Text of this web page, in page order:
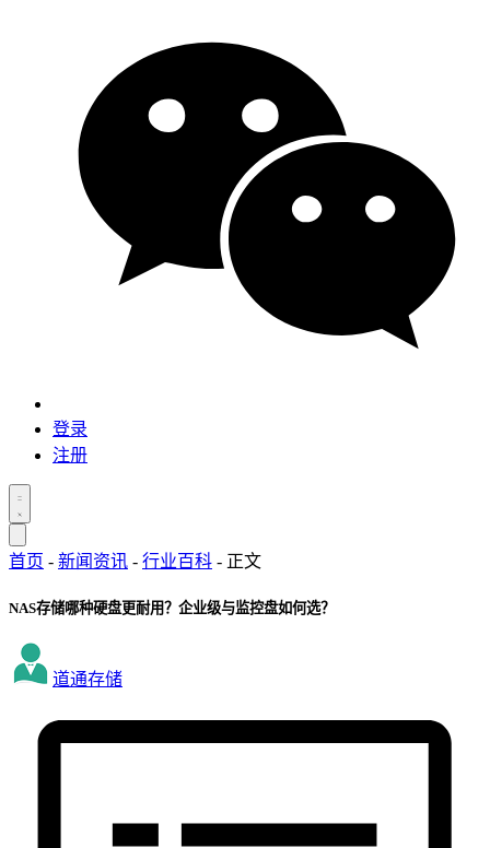
登录
注册
首页 - 新闻资讯 - 行业百科 - 正文
NAS存储哪种硬盘更耐用？企业级与监控盘如何选？
道通存储